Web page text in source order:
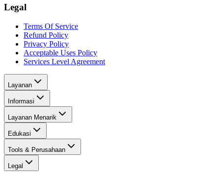
Legal
Terms Of Service
Refund Policy
Privacy Policy
Acceptable Uses Policy
Services Level Agreement
Layanan
Informasi
Layanan Menarik
Edukasi
Tools & Perusahaan
Legal